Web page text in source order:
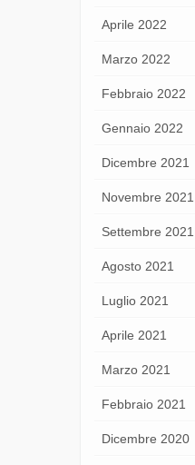
Aprile 2022
Marzo 2022
Febbraio 2022
Gennaio 2022
Dicembre 2021
Novembre 2021
Settembre 2021
Agosto 2021
Luglio 2021
Aprile 2021
Marzo 2021
Febbraio 2021
Dicembre 2020